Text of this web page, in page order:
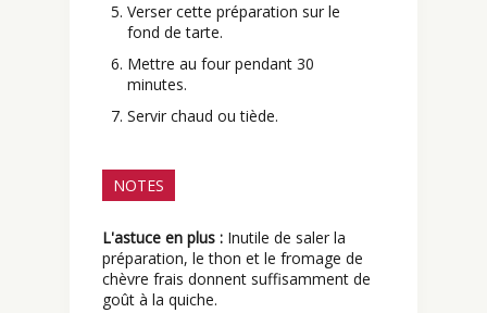
Verser cette préparation sur le
fond de tarte.
Mettre au four pendant 30
minutes.
Servir chaud ou tiède.
NOTES
L'astuce en plus : Inutile de saler la
préparation, le thon et le fromage de
chèvre frais donnent suffisamment de
goût à la quiche.